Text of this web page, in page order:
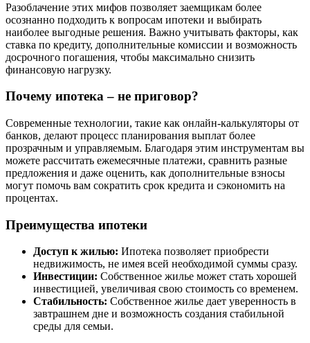
Разоблачение этих мифов позволяет заемщикам более
осознанно подходить к вопросам ипотеки и выбирать
наиболее выгодные решения. Важно учитывать факторы, как
ставка по кредиту, дополнительные комиссии и возможность
досрочного погашения, чтобы максимально снизить
финансовую нагрузку.
Почему ипотека – не приговор?
Современные технологии, такие как онлайн-калькуляторы от
банков, делают процесс планирования выплат более
прозрачным и управляемым. Благодаря этим инструментам вы
можете рассчитать ежемесячные платежи, сравнить разные
предложения и даже оценить, как дополнительные взносы
могут помочь вам сократить срок кредита и сэкономить на
процентах.
Преимущества ипотеки
Доступ к жилью: Ипотека позволяет приобрести
недвижимость, не имея всей необходимой суммы сразу.
Инвестиции: Собственное жилье может стать хорошей
инвестицией, увеличивая свою стоимость со временем.
Стабильность: Собственное жилье дает уверенность в
завтрашнем дне и возможность создания стабильной
среды для семьи.